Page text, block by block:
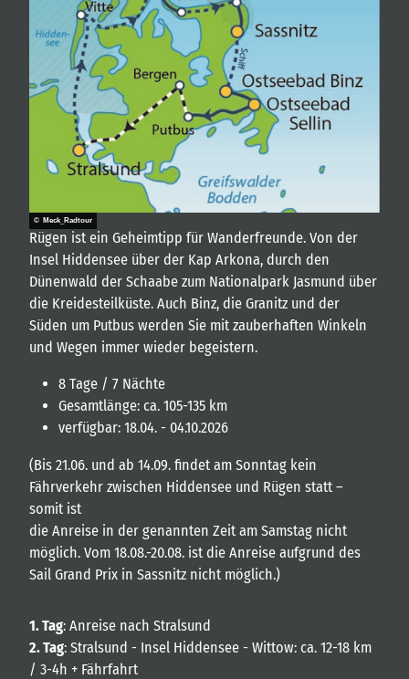
© Meck_Radtour
Rügen ist ein Geheimtipp für Wanderfreunde. Von der
Insel Hiddensee über der Kap Arkona, durch den
Dünenwald der Schaabe zum Nationalpark Jasmund über
die Kreidesteilküste. Auch Binz, die Granitz und der
Süden um Putbus werden Sie mit zauberhaften Winkeln
und Wegen immer wieder begeistern.
8 Tage / 7 Nächte
Gesamtlänge: ca. 105-135 km
verfügbar: 18.04. - 04.10.2026
(Bis 21.06. und ab 14.09. findet am Sonntag kein
Fährverkehr zwischen Hiddensee und Rügen statt –
somit ist
die Anreise in der genannten Zeit am Samstag nicht
möglich. Vom 18.08.-20.08. ist die Anreise aufgrund des
Sail Grand Prix in Sassnitz nicht möglich.)
1. Tag: Anreise nach Stralsund
2. Tag: Stralsund - Insel Hiddensee - Wittow: ca. 12-18 km
/ 3-4h + Fährfahrt